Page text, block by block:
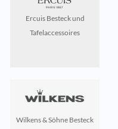
Ercuis Besteck und
Tafelaccessoires
Wilkens & Söhne Besteck